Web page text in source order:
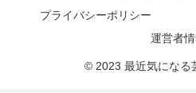
プライバシーポリシー
運営者
© 2023 最近気になる